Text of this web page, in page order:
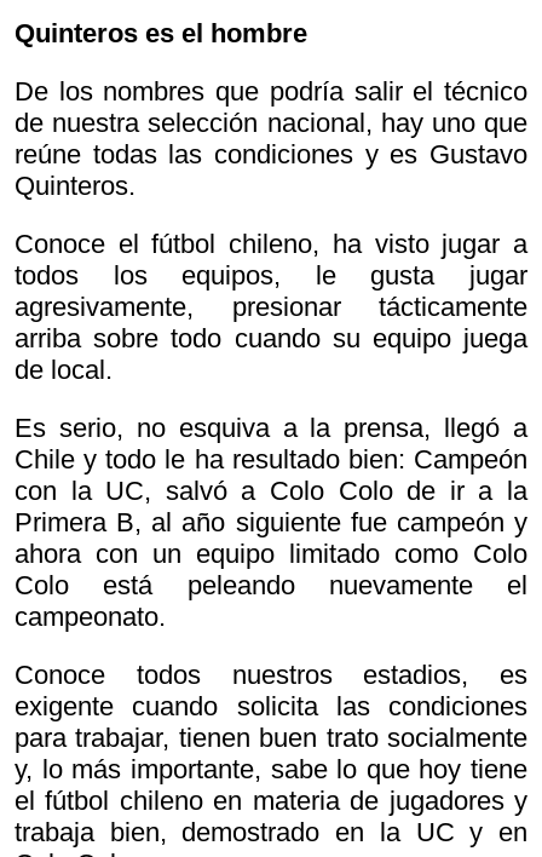
Quinteros es el hombre
De los nombres que podría salir el técnico
de nuestra selección nacional, hay uno que
reúne todas las condiciones y es Gustavo
Quinteros.
Conoce el fútbol chileno, ha visto jugar a
todos los equipos, le gusta jugar
agresivamente, presionar tácticamente
arriba sobre todo cuando su equipo juega
de local.
Es serio, no esquiva a la prensa, llegó a
Chile y todo le ha resultado bien: Campeón
con la UC, salvó a Colo Colo de ir a la
Primera B, al año siguiente fue campeón y
ahora con un equipo limitado como Colo
Colo está peleando nuevamente el
campeonato.
Conoce todos nuestros estadios, es
exigente cuando solicita las condiciones
para trabajar, tienen buen trato socialmente
y, lo más importante, sabe lo que hoy tiene
el fútbol chileno en materia de jugadores y
trabaja bien, demostrado en la UC y en